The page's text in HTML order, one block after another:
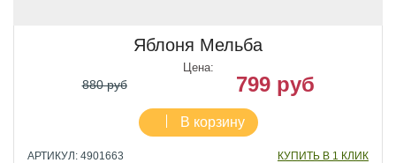
Яблоня Мельба
Цена:
880 руб 799 руб
В корзину
АРТИКУЛ: 4901663
КУПИТЬ В 1 КЛИК